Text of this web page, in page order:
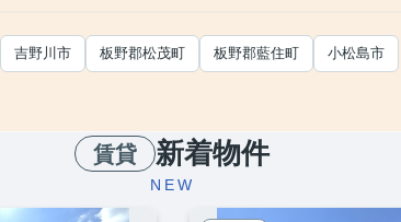
吉野川市 板野郡松茂町 板野郡藍住町 小松島市
賃貸 新着物件
NEW